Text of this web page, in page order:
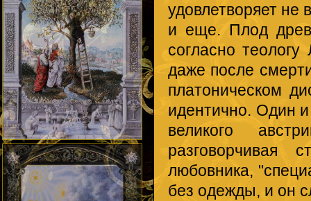
удовлетворяет не
и еще. Плод
согласно
даже после
платоническом
идентично. Один
великого
разговорчивая
любовника,
без одежды, и он